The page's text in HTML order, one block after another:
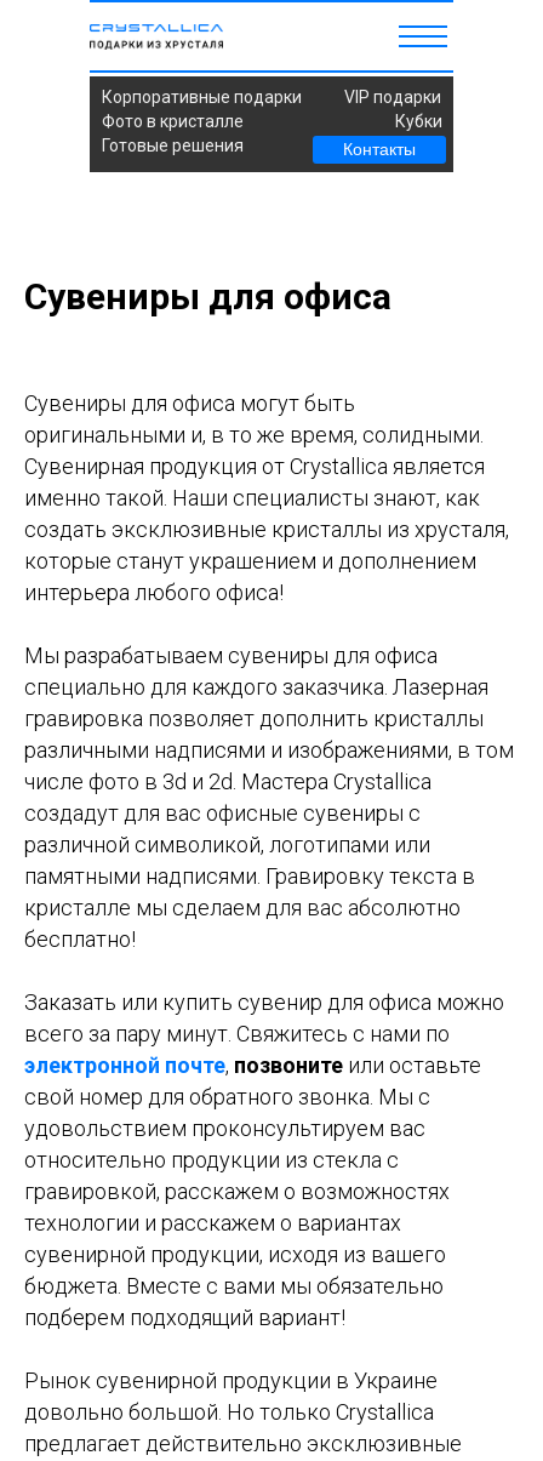
Корпоративные подарки
Кубки
VIP подарки
Фото в кристалле
Готовые решения
Контакты
Сувениры для офиса
Сувениры для офиса могут быть
оригинальными и, в то же время, солидными.
Сувенирная продукция от Crystallica является
именно такой. Наши специалисты знают, как
создать эксклюзивные кристаллы из хрусталя,
которые станут украшением и дополнением
интерьера любого офиса!
Мы разрабатываем сувениры для офиса
специально для каждого заказчика. Лазерная
гравировка позволяет дополнить кристаллы
различными надписями и изображениями, в том
числе фото в 3d и 2d. Мастера Crystallica
создадут для вас офисные сувениры с
различной символикой, логотипами или
памятными надписями. Гравировку текста в
кристалле мы сделаем для вас абсолютно
бесплатно!
Заказать или купить сувенир для офиса можно
всего за пару минут. Свяжитесь с нами по
электронной почте, позвоните или оставьте
свой номер для обратного звонка. Мы с
удовольствием проконсультируем вас
относительно продукции из стекла с
гравировкой, расскажем о возможностях
технологии и расскажем о вариантах
сувенирной продукции, исходя из вашего
бюджета. Вместе с вами мы обязательно
подберем подходящий вариант!
Рынок сувенирной продукции в Украине
довольно большой. Но только Crystallica
предлагает действительно эксклюзивные